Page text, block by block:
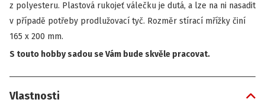
z polyesteru. Plastová rukojeť válečku je dutá, a lze na ni nasadit
v případě potřeby prodlužovací tyč. Rozměr stírací mřížky činí
165 x 200 mm.
S touto hobby sadouse Vám bude skvěle pracovat.
Vlastnosti